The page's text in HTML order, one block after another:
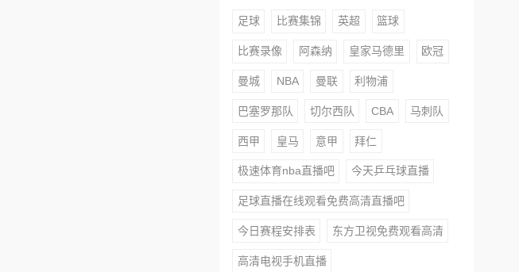
足球 比赛集锦 英超 篮球
比赛录像 阿森纳 皇家马德里 欧冠
曼城 NBA 曼联 利物浦
巴塞罗那队 切尔西队 CBA 马刺队
西甲 皇马 意甲 拜仁
极速体育nba直播吧 今天乒乓球直播
足球直播在线观看免费高清直播吧
今日赛程安排表 东方卫视免费观看高清
高清电视手机直播